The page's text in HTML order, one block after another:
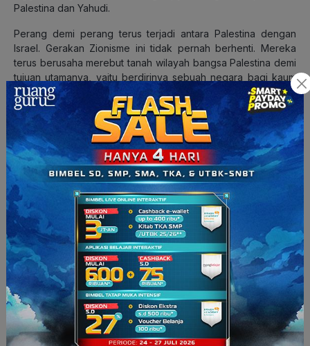
Palestina dan Yahudi.
Perang demi perang terus terjadi antara Palestina dengan
Israel. Gerakan Zionisme ini tidak pernah berhenti. Mereka
terus berusaha merebut tanah wilayah bangsa Palestina demi
tujuan utamanya, yaitu berdirinya sebuah negara bagi kaum
Yahudi. Sampai hari ini, wilayah Palestina yang amat luas itu
terus berkurang akibat pendudukan yang dilakukan Israel
hingga saat ini.
Baca Juga:
Perang Teluk 1, 2, 3: Latar Belakang dan
Jalannya Perang
Lalu, di mana Indonesia? Apakah diam saja? Oh tentu tidak.
Indonesia banyak melakukan usaha demi terciptanya
perdamaian antar keduanya.
Hubungan antara bangsa Indonesia dengan Palestina sudah
terjalin sebelum bangsa Indonesia memproklamasikan
kemerdekaannya. Seperti diadakannyaCongres Al-Islam
Indonesia pertama yang dilaksanakan di Surabaya pada
tanggal 26 Februari-1 Maret 1938.
Palestina mempunyai peran penting dalam kehidupan bangsa
Indonesia, seperti memberikan dukungan atas janji